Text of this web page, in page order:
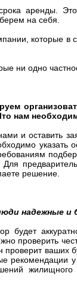
аренды.
на себя.
которые в
ни одно
нам
и оставить
решение.
надежные и
будет
проверить
рекомендации
жилищного